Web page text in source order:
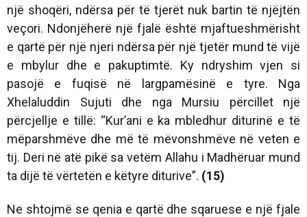
një shoqëri, ndërsa për të tjerët nuk bartin të njëjtën
veçori. Ndonjëherë një fjalë është mjaftueshmërisht
e qartë për një njeri ndërsa për një tjetër mund të vijë
e mbylur dhe e pakuptimtë. Ky ndryshim vjen si
pasojë e fuqisë në largpamësinë e tyre. Nga
Xhelaluddin Sujuti dhe nga Mursiu përcillet një
përcjellje e tillë: “Kur’ani e ka mbledhur diturinë e të
mëparshmëve dhe më të mëvonshmëve në veten e
tij. Deri në atë pikë sa vetëm Allahu i Madhëruar mund
ta dijë të vërtetën e këtyre diturive”. (15)
Ne shtojmë se qenia e qartë dhe sqaruese e një fjale